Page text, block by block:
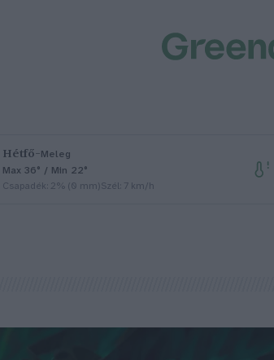
Hétfő–Meleg
Max 36° / Min 22°
Csapadék: 2% (0 mm)Szél: 7 km/h